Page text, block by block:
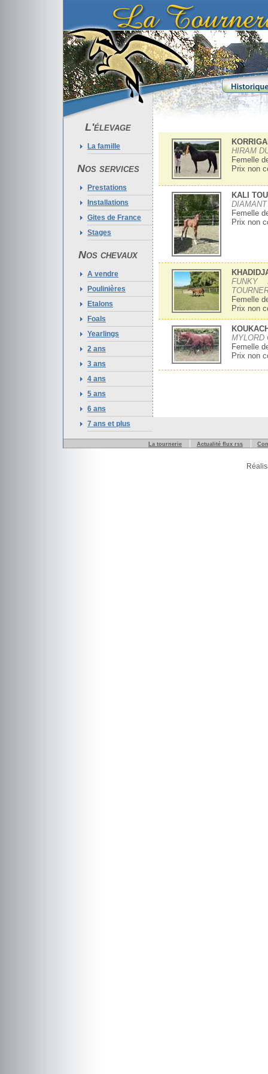
L'élevage
La famille
Nos services
Prestations
Installations
Gites de France
Stages
Nos chevaux
A vendre
Poulinières
Etalons
Foals
Yearlings
2 ans
3 ans
4 ans
5 ans
6 ans
7 ans et plus
HIRAM
Femelle
Prix non
KALI
Femelle
Prix non
FUNKY
Femelle
Prix non
MYLORD
Femelle
Prix non
La tournerie Actualité flux rss